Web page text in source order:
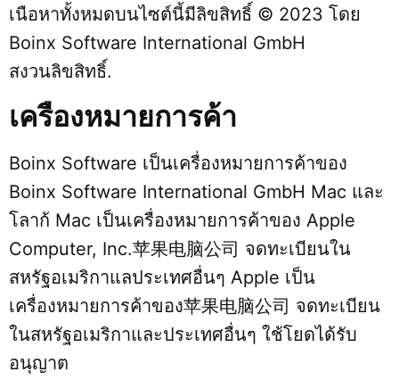
เนือหาทั้งหมดบนไซต์นี้มีลิขสิทธิ์ © 2023 โดย
Boinx Software International GmbH
สงวนลิขสิทธิ์.
เครืองหมายการค้า
Boinx Software เป็นเครื่องหมายการค้าของ
Boinx Software International GmbH Mac และ
โลาก้ Mac เป็นเครื่องหมายการค้าของ Apple
Computer, Inc.苹果电脑公司 จดทะเบียนใน
สหรัฐอเมริกาแลประเทศอื่นๆ Apple เป็น
เครื่องหมายการค้าของ苹果电脑公司 จดทะเบียน
ในสหรัฐอเมริกาและประเทศอื่นๆ ใช้โยดได้รับ
อนุญาต